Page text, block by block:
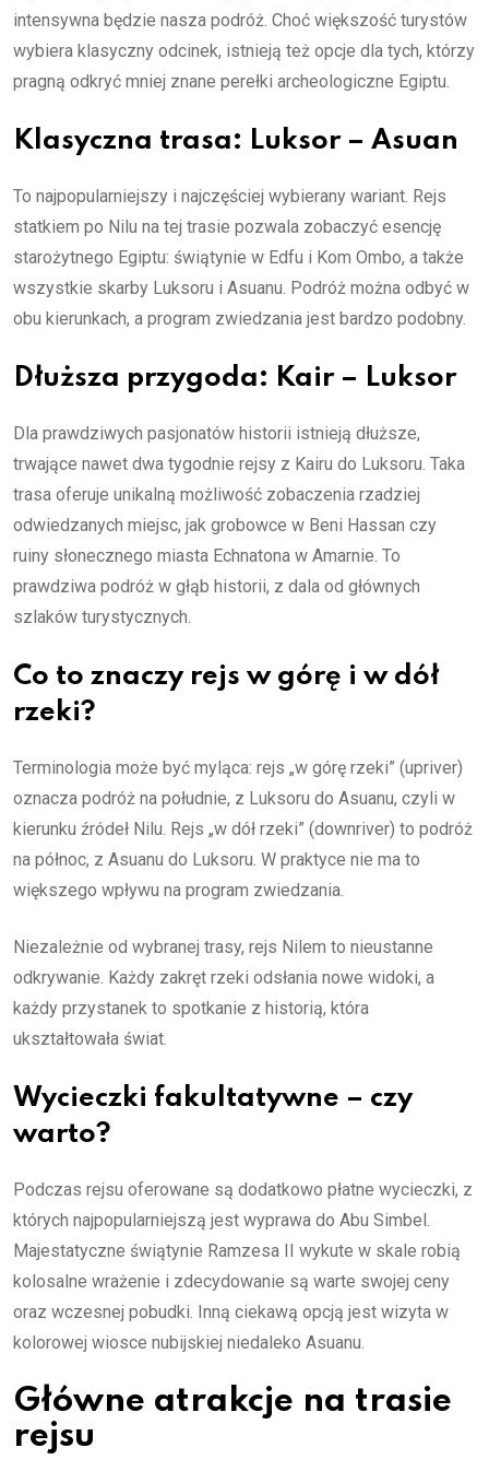
intensywna będzie nasza podróż. Choć większość turystów
wybiera klasyczny odcinek, istnieją też opcje dla tych, którzy
pragną odkryć mniej znane perełki archeologiczne Egiptu.
Klasyczna trasa: Luksor – Asuan
To najpopularniejszy i najczęściej wybierany wariant. Rejs
statkiem po Nilu na tej trasie pozwala zobaczyć esencję
starożytnego Egiptu: świątynie w Edfu i Kom Ombo, a także
wszystkie skarby Luksoru i Asuanu. Podróż można odbyć w
obu kierunkach, a program zwiedzania jest bardzo podobny.
Dłuższa przygoda: Kair – Luksor
Dla prawdziwych pasjonatów historii istnieją dłuższe,
trwające nawet dwa tygodnie rejsy z Kairu do Luksoru. Taka
trasa oferuje unikalną możliwość zobaczenia rzadziej
odwiedzanych miejsc, jak grobowce w Beni Hassan czy
ruiny słonecznego miasta Echnatona w Amarnie. To
prawdziwa podróż w głąb historii, z dala od głównych
szlaków turystycznych.
Co to znaczy rejs w górę i w dół
rzeki?
Terminologia może być myląca: rejs „w górę rzeki” (upriver)
oznacza podróż na południe, z Luksoru do Asuanu, czyli w
kierunku źródeł Nilu. Rejs „w dół rzeki” (downriver) to podróż
na północ, z Asuanu do Luksoru. W praktyce nie ma to
większego wpływu na program zwiedzania.
Niezależnie od wybranej trasy, rejs Nilem to nieustanne
odkrywanie. Każdy zakręt rzeki odsłania nowe widoki, a
każdy przystanek to spotkanie z historią, która
ukształtowała świat.
Wycieczki fakultatywne – czy
warto?
Podczas rejsu oferowane są dodatkowo płatne wycieczki, z
których najpopularniejszą jest wyprawa do Abu Simbel.
Majestatyczne świątynie Ramzesa II wykute w skale robią
kolosalne wrażenie i zdecydowanie są warte swojej ceny
oraz wczesnej pobudki. Inną ciekawą opcją jest wizyta w
kolorowej wiosce nubijskiej niedaleko Asuanu.
Główne atrakcje na trasie
rejsu